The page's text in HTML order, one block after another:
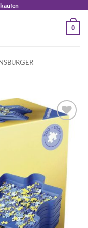
0
Auf die
Wunschliste